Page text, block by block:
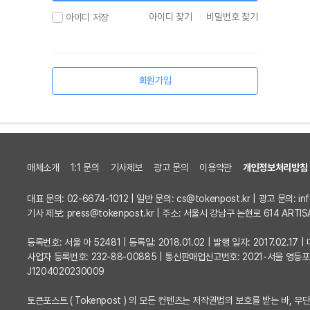
아이디 저장 아이디 찾기 비밀번호 찾기
회원가입
매체소개 1:1 문의 기사제보 광고 문의 이용약관 개인정보처리방침
대표 문의: 02-6674-1012 | 일반 문의: cs@tokenpost.kr| 광고 문의:
기사 제보: press@tokenpost.kr| 주소: 서울시 강남구 논현로 614
등록번호: 서울 아 52481 | 등록일: 2018.01.02 | 발행 일자: 2017.02.17 |
사업자 등록번호: 232-88-00885 | 통신판매업신고번호: 2021-서울 영등
J1204020230009
토큰포스트 ( Tokenpost ) 의 모든 컨텐츠는 저작권법의 보호를 받는 바, 무